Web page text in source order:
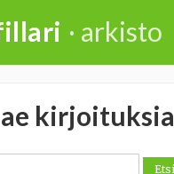
· arkisto
kirjoituksia